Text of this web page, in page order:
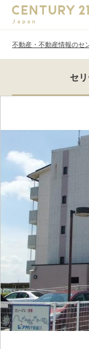
不動産・不動産情報のセ
セ